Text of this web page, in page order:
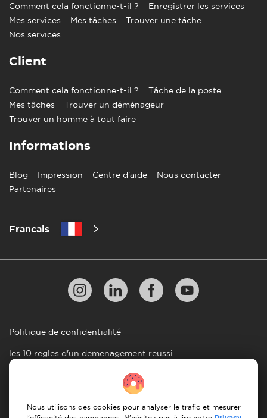
Comment cela fonctionne-t-il ?
Enregistrer les services
Mes services
Mes tâches
Trouver une tâche
Nos services
Client
Comment cela fonctionne-t-il ?
Tâche de la poste
Mes tâches
Trouver un déménageur
Trouver un homme à tout faire
Informations
Blog Impression Centre d'aide
Nous contacter
Partenaires
Francais
Politique de confidentialité
les 10 regles d'un demenagement reussi
Lignes directrices en matiere de paiement
Conditions générales d'utilisation
Nous utilisons des cookies pour analyser le trafic et mesurer